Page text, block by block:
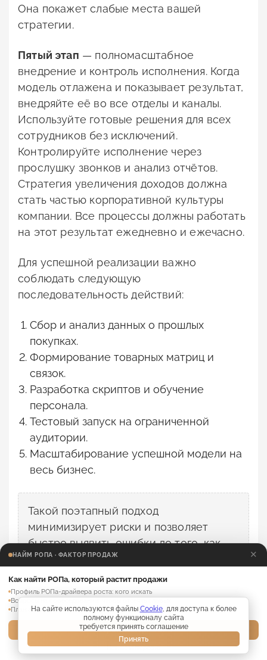
Она покажет слабые места вашей
стратегии.
Пятый этап — полномасштабное
внедрение и контроль исполнения. Когда
модель отлажена и показывает результат,
внедряйте её во все отделы и каналы.
Используйте готовые решения для всех
сотрудников без исключений.
Контролируйте исполнение через
прослушку звонков и анализ отчётов.
Стратегия увеличения доходов должна
стать частью корпоративной культуры
компании. Все процессы должны работать
на этот результат ежедневно и ежечасно.
Для успешной реализации важно
соблюдать следующую
последовательность действий:
Сбор и анализ данных о прошлых
покупках.
Формирование товарных матриц и
связок.
Разработка скриптов и обучение
персонала.
Тестовый запуск на ограниченной
аудитории.
Масштабирование успешной модели на
весь бизнес.
Такой поэтапный подход
минимизирует риски и позволяет
быстро выявить ошибки до того, как
они нанесут ущерб репутации. Каждый
этап важен и требует внимания
руководителя.
Построй системный
НАЙМ РОПА · ФАКТОР ПРОДАЖ ✕
Как найти РОПа, который растит продажи
Профиль РОПа-драйвера роста: кого искать
Вопросы на собеседовании, чтобы отсеять слабых
План адаптации нового РОПа на 30 дней
Забрать материалы →
Нет, не интересно
На сайте используются файлы Cookie, для доступа к более
полному функционалу сайта
требуется принять соглашение
Принять